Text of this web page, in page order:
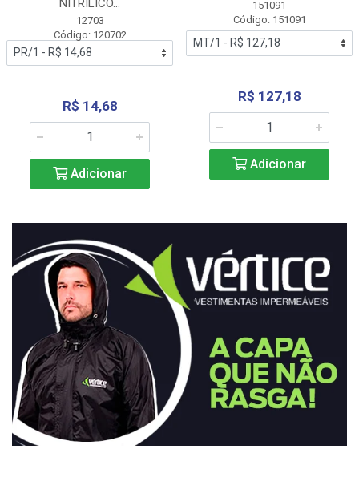
NITRÍLICO...
12703
Código: 120702
R$ 14,68
Adicionar
151091
Código: 151091
R$ 127,18
Adicionar